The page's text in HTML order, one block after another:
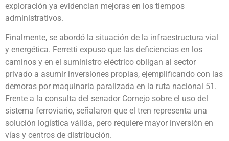
exploración ya evidencian mejoras en los tiempos
administrativos.
Finalmente, se abordó la situación de la infraestructura vial
y energética. Ferretti expuso que las deficiencias en los
caminos y en el suministro eléctrico obligan al sector
privado a asumir inversiones propias, ejemplificando con las
demoras por maquinaria paralizada en la ruta nacional 51.
Frente a la consulta del senador Cornejo sobre el uso del
sistema ferroviario, señalaron que el tren representa una
solución logística válida, pero requiere mayor inversión en
vías y centros de distribución.